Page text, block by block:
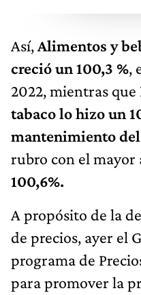
Así,Alimentos y
creció un 100,3 %,
2022, mientras que
tabaco lo hizo un
mantenimiento
rubro con el
100,6​%.
A propósito de la
de precios, ayer el
programa de
para promover la